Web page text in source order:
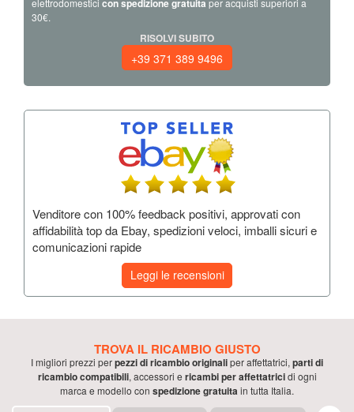
elettrodomestici con spedizione gratuita per acquisti superiori a
30€.
RISOLVI SUBITO
+39 371 389 9496
Venditore con 100% feedback positivi, approvati con
affidabilità top da Ebay, spedizioni veloci, imballi sicuri e
comunicazioni rapide
Leggi le recensioni
TROVA IL RICAMBIO GIUSTO
I migliori prezzi perpezzi di ricambio originaliperaffettatrici, parti di
ricambio compatibili, accessori e ricambi peraffettatricidi ogni
marca e modello con spedizione gratuitain tutta Italia.